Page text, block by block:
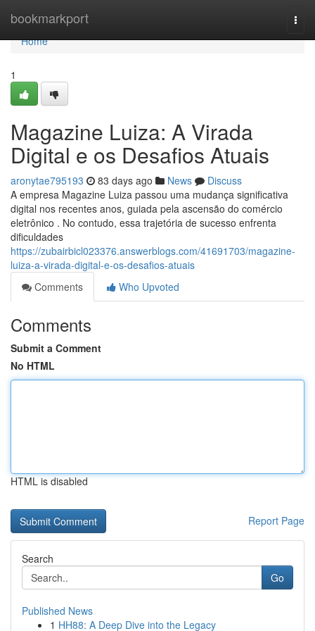
bookmarkport
Home
Home
1
Magazine Luiza: A Virada
Digital e os Desafios Atuais
aronytae795193 83 days ago News
Discuss
A empresa Magazine Luiza passou uma mudança significativa
digital nos recentes anos, guiada pela ascensão do comércio
eletrônico . No contudo, essa trajetória de sucesso enfrenta
dificuldades
https://zubairbicl023376.answerblogs.com/41691703/magazine-
luiza-a-virada-digital-e-os-desafios-atuais
Comments
Who Upvoted
Comments
Submit a Comment
No HTML
HTML is disabled
Report Page
Search
Go
Published News
1 HH88: A Deep Dive into the Legacy